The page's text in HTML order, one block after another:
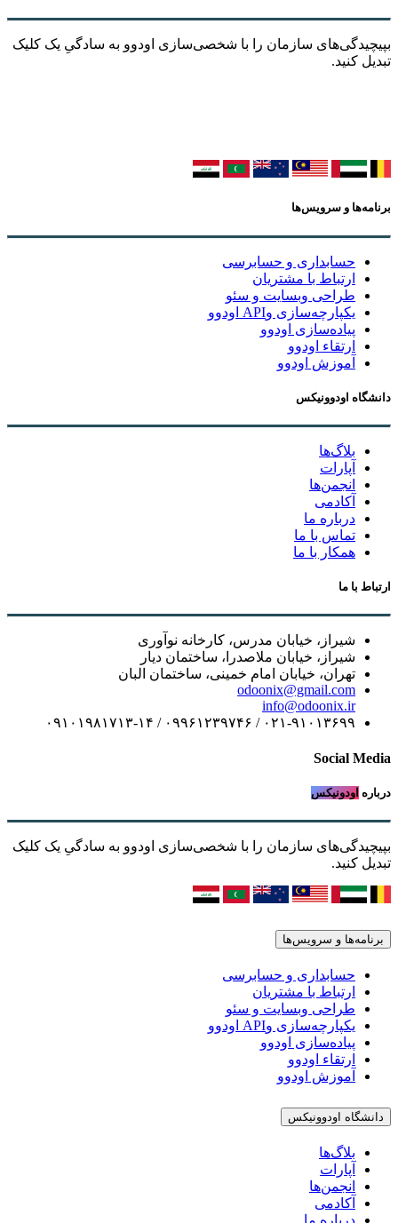
بپیچیدگی‌های سازمان را با شخصی‌سازی اودوو به سادگیِ یک کلیک
تبدیل کنید.
برنامه‌ها و سرویس‌ها
حسابداری و حسابرسی
ارتباط با مشتریان
طراحی وبسایت و سئو
یکپارچه‌سازی وAPI اودوو
پیاده‌سازی اودوو
ارتقاء اودوو
آموزش اودوو
دانشگاه اودوونیکس
بلاگ‌ها
آپارات
انجمن‌ها
آکادمی
درباره ما
تماس با ما
همکار با ما
ارتباط با ما
شیراز، خیابان مدرس، کارخانه نوآوری
شیراز، خیابان ملاصدرا، ساختمان دیار
تهران، خیابان امام خمینی، ساختمان البان
odoonix@gmail.com
info@odoonix.ir
۰۲۱-۹۱۰۱۳۶۹۹ / ۰۹۹۶۱۲۳۹۷۴۶ / ۰۹۱۰۱۹۸۱۷۱۳-۱۴
Social Media
درباره اودونیکس
بپیچیدگی‌های سازمان را با شخصی‌سازی اودوو به سادگیِ یک کلیک
تبدیل کنید.
برنامه‌ها و سرویس‌ها
حسابداری و حسابرسی
ارتباط با مشتریان
طراحی وبسایت و سئو
یکپارچه‌سازی وAPI اودوو
پیاده‌سازی اودوو
ارتقاء اودوو
آموزش اودوو
دانشگاه اودوونیکس
بلاگ‌ها
آپارات
انجمن‌ها
آکادمی
درباره ما